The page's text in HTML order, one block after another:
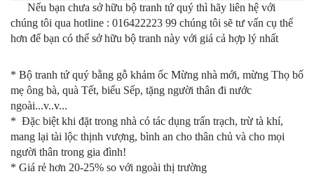
Nếu bạn chưa sở hữu bộ tranh tứ quý thì hãy liên hệ với
chúng tôi qua hotline : 016422223 99 chúng tôi sẽ tư vấn cụ thể
hơn để bạn có thể sở hữu bộ tranh này với giá cả hợp lý nhất
* Bộ tranh tứ quý bằng gỗ khảm ốc Mừng nhà mới, mừng Thọ bố
mẹ ông bà, quà Tết, biếu Sếp, tặng người thân đi nước
ngoài...v..v...
* Đặc biệt khi đặt trong nhà có tác dụng trấn trạch, trừ tà khí,
mang lại tài lộc thịnh vượng, bình an cho thân chủ và cho mọi
người thân trong gia đình!
* Giá rẻ hơn 20-25% so với ngoài thị trường